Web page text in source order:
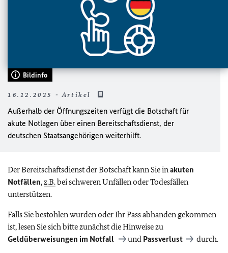
Bildinfo
16.12.2025 - Artikel
Außerhalb der Öffnungszeiten verfügt die Botschaft für
akute Notlagen über einen Bereitschaftsdienst, der
deutschen Staatsangehörigen weiterhilft.
Der Bereitschaftsdienst der Botschaft kann Sie in akuten
Notfällen,z.B.bei schweren Unfällen oder Todesfällen
unterstützen.
Falls Sie bestohlen wurden oder Ihr Pass abhanden gekommen
ist, lesen Sie sich bitte zunächst die Hinweise zu
Geldüberweisungen im Notfall
und Passverlust durch.